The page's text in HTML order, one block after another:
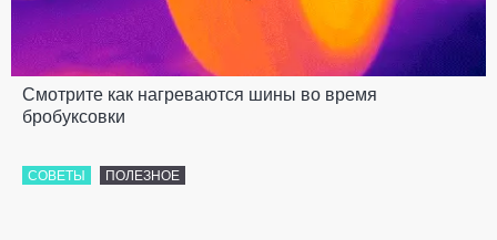
Смотрите как нагреваются шины во время
бробуксовки
СОВЕТЫ ПОЛЕЗНОЕ